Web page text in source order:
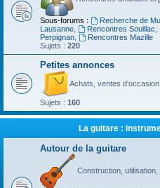
Sous-forums : Recherche de
Lausanne
Rencontres Souillac
Perpignan
Rencontres Mazille
Sujets : 220
Petites annonces
Achats, ventes
Sujets : 160
La guitare :
Autour de la guitare
Construction,